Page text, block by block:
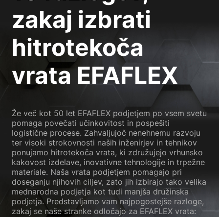
zakaj izbrati
hitrotekoča
vrata EFAFLEX
Že več kot 50 let EFAFLEX podjetjem po vsem svetu
pomaga povečati učinkovitost in pospešiti
logistične procese. Zahvaljujoč nenehnemu razvoju
ter visoki strokovnosti naših inženirjev in tehnikov
ponujamo hitrotekoča vrata, ki združujejo vrhunsko
kakovost izdelave, inovativne tehnologije in trpežne
materiale. Naša vrata podjetjem pomagajo pri
doseganju njihovih ciljev, zato jih izbirajo tako velika
mednarodna podjetja kot tudi manjša družinska
podjetja. Predstavljamo vam najpogostejše razloge,
zakaj se naše stranke odločajo za EFAFLEX vrata: